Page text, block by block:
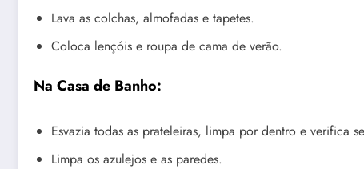
Lava as colchas, almofadas e tapetes.
Coloca lençóis e roupa de cama de verão.
Na Casa de Banho:
Esvazia todas as prateleiras, limpa por dentro e verifica
Limpa os azulejos e as paredes.